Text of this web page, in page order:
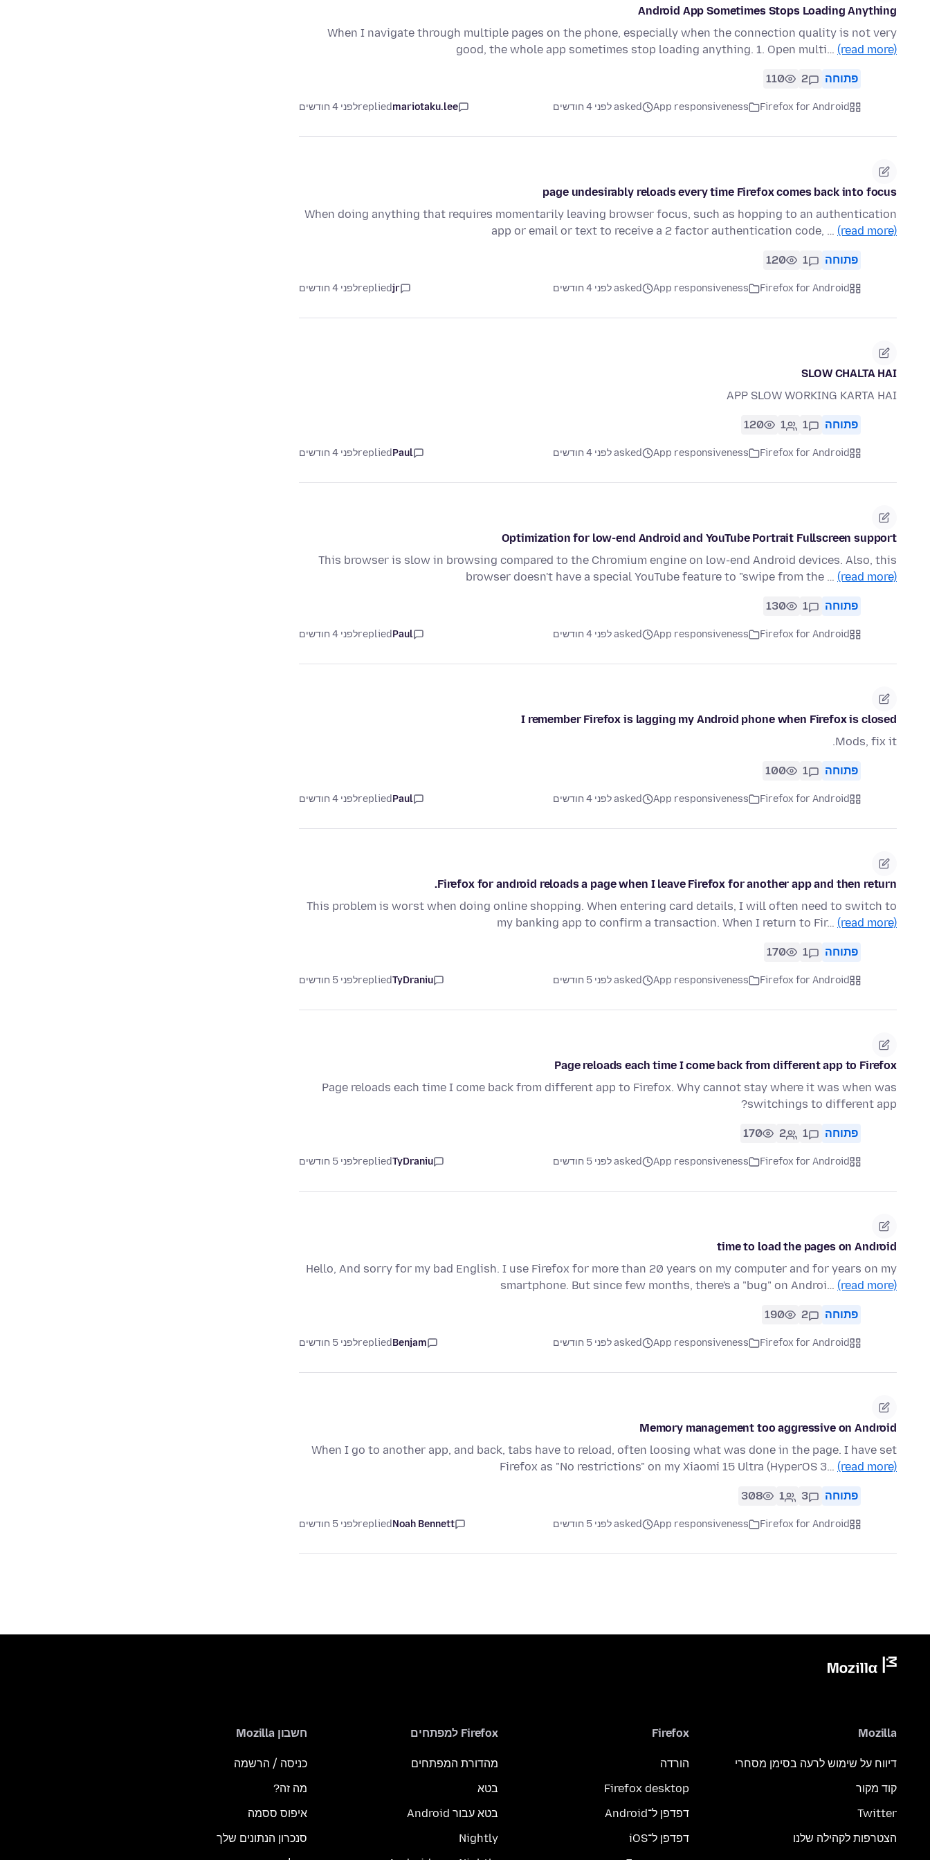
Android App Sometimes Stops Loading Anything
When I navigate through multiple pages on the phone, especially when the connection quality is not very
good, the whole app sometimes stop loading anything. 1. Open multi… (read more)
פתוחה 2
110
Firefox for Android
App responsiveness asked לפני 4 חודשים mariotaku.lee
repliedלפני 4 חודשים
page undesirably reloads every time Firefox comes back into focus
When doing anything that requires momentarily leaving browser focus, such as hopping to an authentication
app or email or text to receive a 2 factor authentication code, … (read more)
פתוחה 1
120
Firefox for Android
App responsiveness asked לפני 4 חודשים jr
repliedלפני 4 חודשים
SLOW CHALTA HAI
APP SLOW WORKING KARTA HAI
פתוחה 1
1
120
Firefox for Android
App responsiveness asked לפני 4 חודשים Paul
repliedלפני 4 חודשים
Optimization for low-end Android and YouTube Portrait Fullscreen support
This browser is slow in browsing compared to the Chromium engine on low-end Android devices. Also, this
browser doesn't have a special YouTube feature to "swipe from the … (read more)
פתוחה 1
130
Firefox for Android
App responsiveness asked לפני 4 חודשים Paul
repliedלפני 4 חודשים
I remember Firefox is lagging my Android phone when Firefox is closed
Mods, fix it.
פתוחה 1
100
Firefox for Android
App responsiveness asked לפני 4 חודשים Paul
repliedלפני 4 חודשים
Firefox for android reloads a page when I leave Firefox for another app and then return.
This problem is worst when doing online shopping. When entering card details, I will often need to switch to
my banking app to confirm a transaction. When I return to Fir… (read more)
פתוחה 1
170
Firefox for Android
App responsiveness asked לפני 5 חודשים TyDraniu
repliedלפני 5 חודשים
Page reloads each time I come back from different app to Firefox
Page reloads each time I come back from different app to Firefox. Why cannot stay where it was when was
switchings to different app?
פתוחה 1
2
170
Firefox for Android
App responsiveness asked לפני 5 חודשים TyDraniu
repliedלפני 5 חודשים
time to load the pages on Android
Hello, And sorry for my bad English. I use Firefox for more than 20 years on my computer and for years on my
smartphone. But since few months, there's a "bug" on Androi… (read more)
פתוחה 2
190
Firefox for Android
App responsiveness asked לפני 5 חודשים Benjam
repliedלפני 5 חודשים
Memory management too aggressive on Android
When I go to another app, and back, tabs have to reload, often loosing what was done in the page. I have set
Firefox as "No restrictions" on my Xiaomi 15 Ultra (HyperOS 3… (read more)
פתוחה 3
1
308
Firefox for Android
App responsiveness asked לפני 5 חודשים Noah Bennett
repliedלפני 5 חודשים
Mozilla
דיווח על שימוש לרעה בסימן מסחרי
קוד מקור
Twitter
הצטרפות לקהילה שלנו
Firefox
הורדה
Firefox desktop
דפדפן ל־Android
דפדפן ל־iOS
Firefox למפתחים
מהדורת המפתחים
בטא
בטא עבור Android
Nightly
חשבון Mozilla
כניסה / הרשמה
מה זה?
איפוס ססמה
סנכרון הנתונים שלך